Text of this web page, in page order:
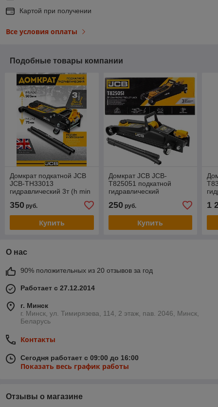
Картой при получении
Все условия оплаты
Подобные товары компании
Домкрат подкатной JCB
JCB-TH33013
гидравлический 3т (h min
350 руб.
Купить
Домкрат JCB JCB-
T825051 подкатной
гидравлический
резиновой накладкой 2т
250руб.
Купить
1
О нас
90% положительных из 20 отзывов за год
Работает с 27.12.2014
г. Минск
г. Минск, ул. Тимирязева, 114, 2 этаж, пав. 2046, Минск,
Беларусь
Контакты
Сегодня работает с 09:00 до 16:00
Показать весь график работы
Отзывы о магазине